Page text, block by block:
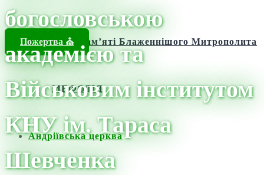
Фонд пам’яті Блаженнішого Митрополита
МЕФОДІЯ
Андріївська церква
Пожертва ⛪️
богословською
академією та
Військовим інститутом
КНУ ім. Тараса
Шевченка